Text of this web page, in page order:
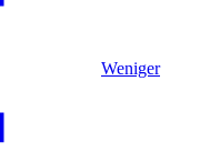
Weniger